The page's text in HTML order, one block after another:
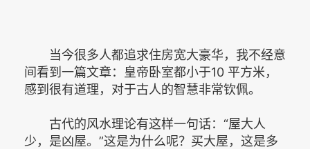
当今很多人都追求住房宽大豪华，我不经意
间看到一篇文章：皇帝卧室都小于10 平方米，
感到很有道理，对于古人的智慧非常钦佩。
古代的风水理论有这样一句话：“屋大人
少，是凶屋。”这是为什么呢？买大屋，这是多